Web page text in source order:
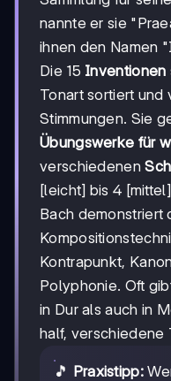
nannte er sie
ihnen den Namen
Die 15 Inventionen
Tonart sortiert und
Stimmungen. Sie
Übungswerke für
verschiedenen
[leicht] bis 4
Bach demonstriert
Kontrapunkt,
Polyphonie. Oft
in Dur als auch in
half, verschiedene
🎵 Praxistipp: